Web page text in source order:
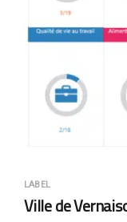
LABEL
Ville de